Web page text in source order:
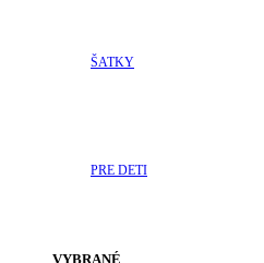
ŠATKY
PRE DETI
VYBRANÉ